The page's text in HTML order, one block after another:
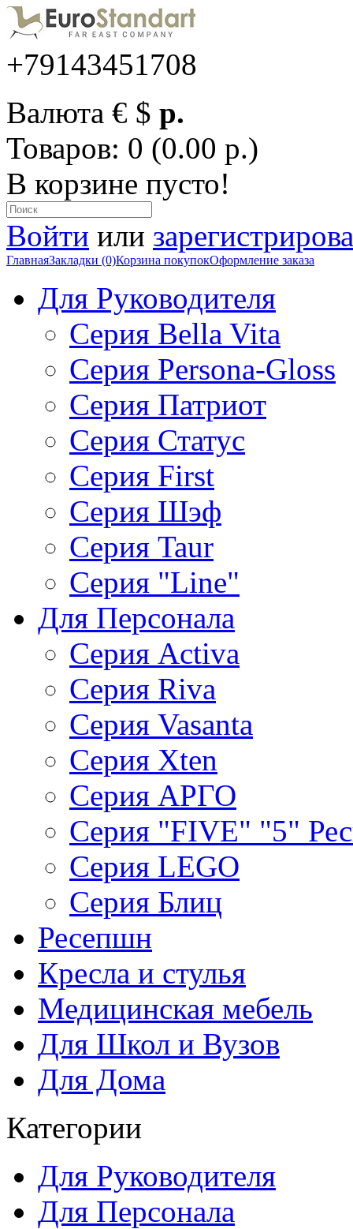
+79143451708
Валюта € $ р.
Товаров: 0 (0.00 р.)
В корзине пусто!
Войти или
ГлавнаяЗакладки (0)Корзина покупокОформление заказа
Для Руководителя
Серия Bella Vita
Серия Persona-Gloss
Серия Патриот
Серия Статус
Серия First
Серия Шэф
Серия Taur
Серия "Line"
Для Персонала
Серия Activa
Серия Riva
Серия Vasanta
Серия Xten
Серия АРГО
Серия "FIVE" "5"
Серия LEGO
Серия Блиц
Ресепшн
Кресла и стулья
Медицинская мебель
Для Школ и Вузов
Для Дома
Категории
Для Руководителя
Для Персонала